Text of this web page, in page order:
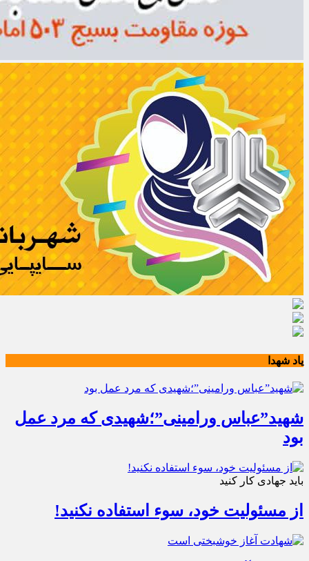
یاد شهدا
شهید”عباس ورامینی”؛شهیدی که مرد عمل
بود
باید جهادی کار کنید
از مسئولیت خود، سوء استفاده نکنید!